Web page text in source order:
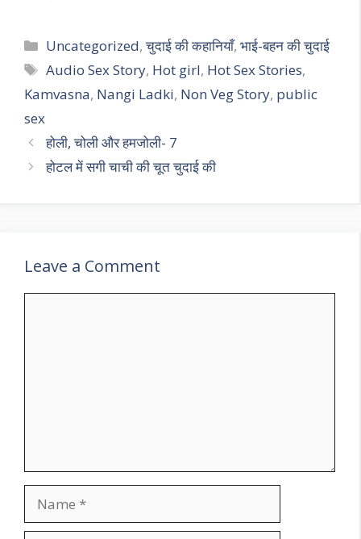
Categories
Uncategorized,चुदाई की कहानियाँ,भाई-बहन की चुदाई
Tags
Audio Sex Story, Hot girl, Hot Sex Stories,
Kamvasna, Nangi Ladki, Non Veg Story, public
sex
होली, चोली और हमजोली- 7
होटल में सगी चाची की चूत चुदाई की
Leave a Comment